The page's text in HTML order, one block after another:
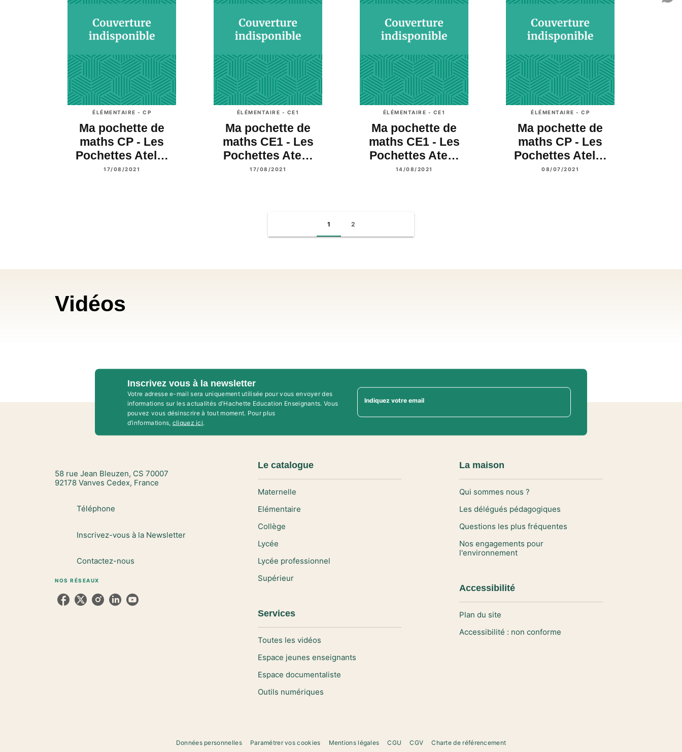
ÉLÉMENTAIRE - CP
Ma pochette de
maths CP - Les
Pochettes Atel…
17/08/2021
ÉLÉMENTAIRE - CE1
Ma pochette de
maths CE1 - Les
Pochettes Ate…
17/08/2021
ÉLÉMENTAIRE - CE1
Ma pochette de
maths CE1 - Les
Pochettes Ate…
14/08/2021
ÉLÉMENTAIRE - CP
Ma pochette de
maths CP - Les
Pochettes Atel…
08/07/2021
1 2
Vidéos
Inscrivez vous à la newsletter
Votre adresse e-mail sera uniquement utilisée pour vous envoyer des
informations sur les actualités d'Hachette Education Enseignants. Vous
pouvez vous désinscrire à tout moment. Pour plus
d’informations, cliquez ici.
Indiquez votre email
58 rue Jean Bleuzen, CS 70007
92178 Vanves Cedex, France
Téléphone
Inscrivez-vous à la Newsletter
Contactez-nous
NOS RÉSEAUX
Le catalogue
Maternelle
Elémentaire
Collège
Lycée
Lycée professionnel
Supérieur
Services
Toutes les vidéos
Espace jeunes enseignants
Espace documentaliste
Outils numériques
La maison
Qui sommes nous ?
Les délégués pédagogiques
Questions les plus fréquentes
Nos engagements pour
l'environnement
Accessibilité
Plan du site
Accessibilité : non conforme
Données personnelles Paramétrer vos cookies Mentions légales CGU CGV Charte de référencement